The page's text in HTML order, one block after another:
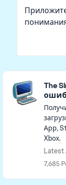
Featured Places
The
Арр,
Xbox.
Latest
7,685